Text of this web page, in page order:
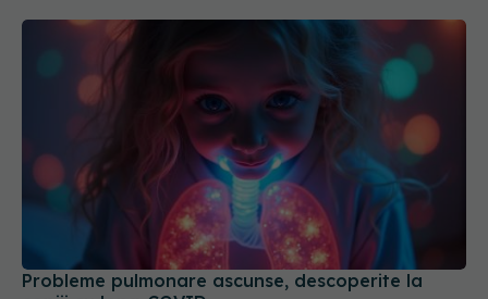
Probleme pulmonare ascunse, descoperite la